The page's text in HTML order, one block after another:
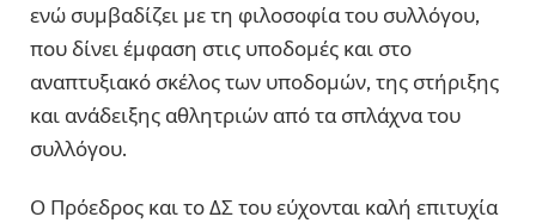
ενώ συμβαδίζει με τη φιλοσοφία του συλλόγου,
που δίνει έμφαση στις υποδομές και στο
αναπτυξιακό σκέλος των υποδομών, της στήριξης
και ανάδειξης αθλητριών από τα σπλάχνα του
συλλόγου.
Ο Πρόεδρος και το ΔΣ του εύχονται καλή επιτυχία